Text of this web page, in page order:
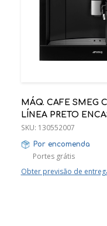
MÁQ. CAFE SMEG
LÍNEA PRETO
SKU: 130552007
Por encomenda
Portes grátis
Obter previsão de